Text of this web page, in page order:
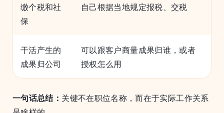
缴个税和社
保
自己根据当地规定报税、交税
干活产生的
成果归公司
可以跟客户商量成果归谁，或者
授权怎么用
一句话总结： 关键不在职位名称，而在于实际工作关系